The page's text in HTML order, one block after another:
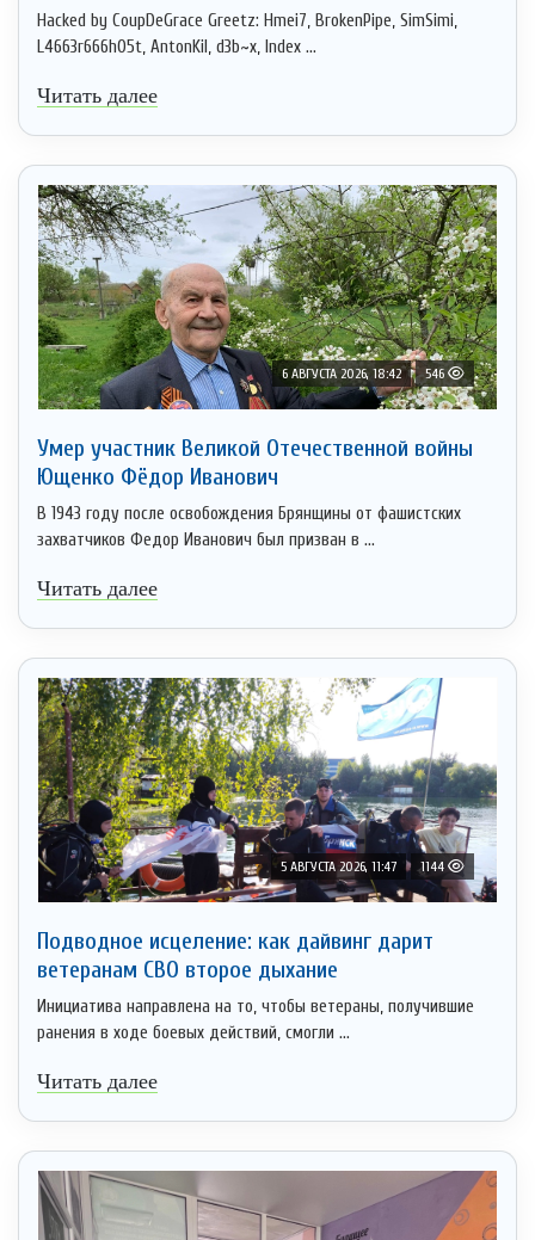
Hacked by CoupDeGrace Greetz: Hmei7, BrokenPipe, SimSimi,
L4663r666h05t, AntonKil, d3b~x, Index ...
Читать далее
6 АВГУСТА 2026, 18:42 546
Умер участник Великой Отечественной войны
Ющенко Фёдор Иванович
В 1943 году после освобождения Брянщины от фашистских
захватчиков Федор Иванович был призван в ...
Читать далее
5 АВГУСТА 2026, 11:47 1144
Подводное исцеление: как дайвинг дарит
ветеранам СВО второе дыхание
Инициатива направлена на то, чтобы ветераны, получившие
ранения в ходе боевых действий, смогли ...
Читать далее